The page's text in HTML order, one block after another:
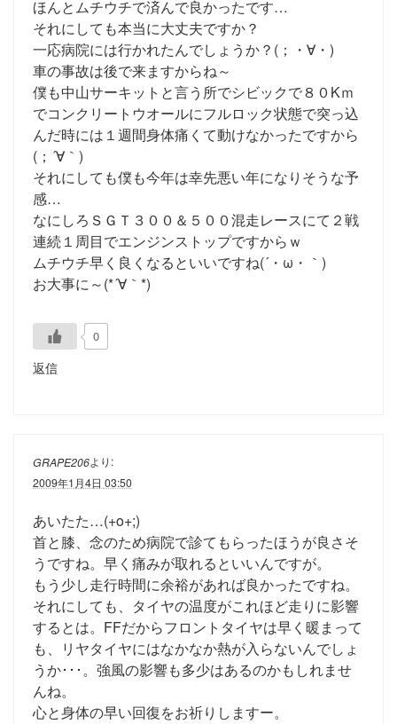
ほんとムチウチで済んで良かったです…
それにしても本当に大丈夫ですか？
一応病院には行かれたんでしょうか？(；・∀・)
車の事故は後で来ますからね～
僕も中山サーキットと言う所でシビックで８０Kｍ
でコンクリートウオールにフルロック状態で突っ込
んだ時には１週間身体痛くて動けなかったですから
(；´∀｀)
それにしても僕も今年は幸先悪い年になりそうな予
感…
なにしろＳＧＴ３００＆５００混走レースにて２戦
連続１周目でエンジンストップですからｗ
ムチウチ早く良くなるといいですね(´・ω・｀)
お大事に～(*´∀｀*)
0
返信
GRAPE206より:
2009年1月4日 03:50
あいたた…(+o+;)
首と膝、念のため病院で診てもらったほうが良さそ
うですね。早く痛みが取れるといいんですが。
もう少し走行時間に余裕があれば良かったですね。
それにしても、タイヤの温度がこれほど走りに影響
するとは。FFだからフロントタイヤは早く暖まって
も、リヤタイヤにはなかなか熱が入らないんでしょ
うか･･･。強風の影響も多少はあるのかもしれませ
んね。
心と身体の早い回復をお祈りしますー。